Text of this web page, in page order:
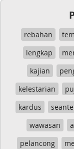
rebahan
lengkap
kajian
kelestarian
kardus
wawasan
pelancong